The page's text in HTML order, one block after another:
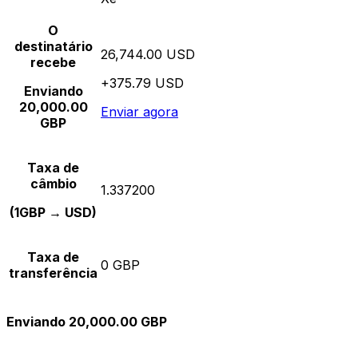
O
destinatário
recebe
Enviando
20,000.00
GBP
26,744.00 USD
+375.79 USD
Enviar agora
Taxa de
câmbio
(1GBP → USD)
1.337200
Taxa de
transferência 0 GBP
Enviando 20,000.00 GBP